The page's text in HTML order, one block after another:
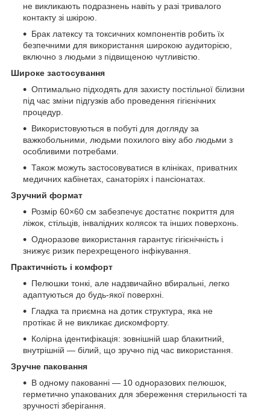
не викликають подразнень навіть у разі тривалого
контакту зі шкірою.
Брак латексу та токсичних компонентів робить їх
безпечними для використання широкою аудиторією,
включно з людьми з підвищеною чутливістю.
Широке застосування
Оптимально підходять для захисту постільної білизни
під час зміни підгузків або проведення гігієнічних
процедур.
Використовуються в побуті для догляду за
важкобольними, людьми похилого віку або людьми з
особливими потребами.
Також можуть застосовуватися в клініках, приватних
медичних кабінетах, санаторіях і пансіонатах.
Зручний формат
Розмір 60×60 см забезпечує достатнє покриття для
ліжок, стільців, інвалідних колясок та інших поверхонь.
Одноразове використання гарантує гігієнічність і
знижує ризик перехрещеного інфікування.
Практичність і комфорт
Пелюшки тонкі, але надзвичайно вбиральні, легко
адаптуються до будь-якої поверхні.
Гладка та приємна на дотик структура, яка не
протікає й не викликає дискомфорту.
Колірна ідентифікація: зовнішній шар блакитний,
внутрішній — білий, що зручно під час використання.
Зручне паковання
В одному пакованні — 10 одноразових пелюшок,
герметично упакованих для збереження стерильності та
зручності зберігання.